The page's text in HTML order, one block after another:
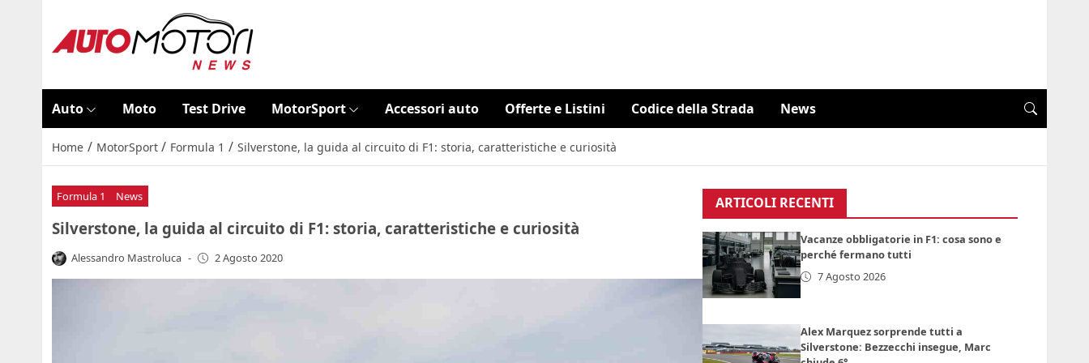
Auto Moto Test Drive MotorSport Accessori auto Offerte e Listini Codice della Strada News
Home / MotorSport / Formula 1 / Silverstone, la guida al circuito di F1: storia, caratteristiche e curiosità
Formula 1 News
Silverstone, la guida al circuito di F1: storia, caratteristiche e curiosità
Alessandro Mastroluca - 2 Agosto 2020
ARTICOLI RECENTI
Vacanze obbligatorie in F1: cosa sono e
perché fermano tutti
7 Agosto 2026
Alex Marquez sorprende tutti a
Silverstone: Bezzecchi insegue, Marc